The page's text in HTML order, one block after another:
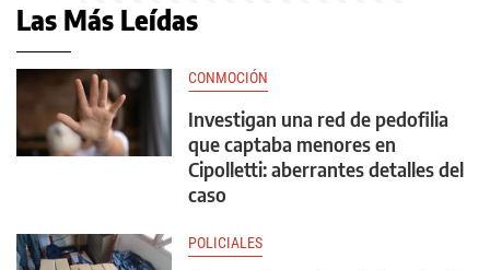
Las Más Leídas
CONMOCIÓN
Investigan una red de pedofilia
que captaba menores en
Cipolletti: aberrantes detalles del
caso
POLICIALES